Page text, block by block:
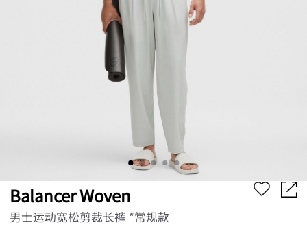
Balancer Woven
男士运动宽松剪裁长裤 *常规款